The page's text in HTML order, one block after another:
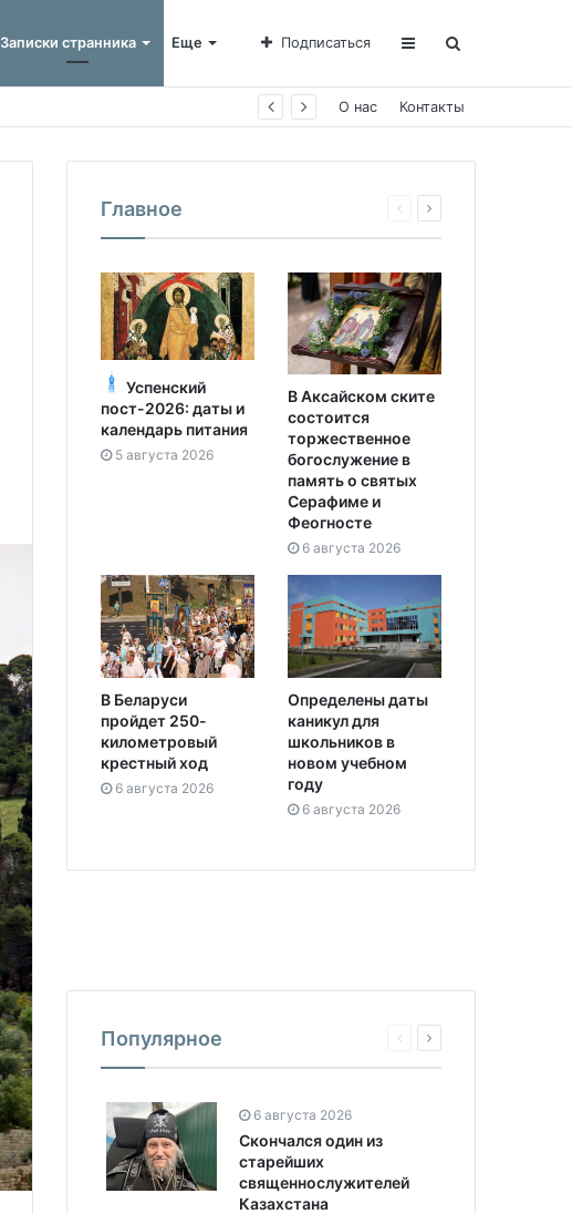
Записки странника Еще Подписаться
О нас Контакты
Главное
Успенский
пост-2026: даты и
календарь питания
5 августа 2026
В Аксайском ските
состоится
торжественное
богослужение в
память о святых
Серафиме и
Феогносте
6 августа 2026
В Беларуси
пройдет 250-
километровый
крестный ход
6 августа 2026
Определены даты
каникул для
школьников в
новом учебном
году
6 августа 2026
Популярное
6 августа 2026
Скончался один из
старейших
священнослужителей
Казахстана